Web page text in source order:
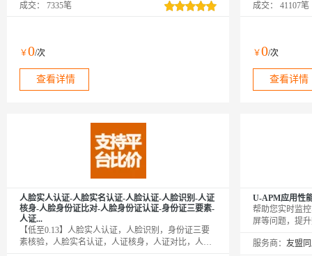
三要素认证 手机三要素验证 手机三要素 手机三要素
三要素 手机三要素实名 手机三要素认证 手机三要素
验证 手机三要素 手机三要素实名 手机三要素认证 手
机三要素验证 手机三要素 ...
成交： 7335笔
￥0/次
查看详情
号查询 车架号
VIN车架号查
查询 车架号
成交： 41107笔
￥0/次
查看详情
人脸实人认证-人脸实名认证-人脸认证-人脸识别-人证
核身-人脸身份证比对-人脸身份证认证-身份证三要素-
人证...
【低至0.13】人脸实人认证，人脸识别，身份证三要
素核验，人脸实名认证，人证核身，人证对比，人脸
U-APM应用性
帮助您实时监
屏等问题，提
要在友盟+激活
服务商：